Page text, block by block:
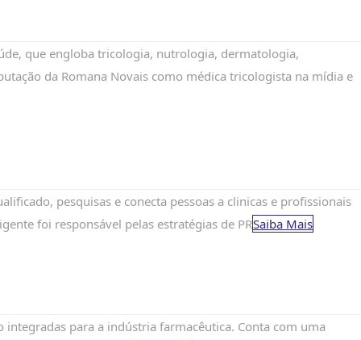
que engloba tricologia, nutrologia, dermatologia,
da Romana Novais como médica tricologista na mídia e
pesquisas e conecta pessoas a clinicas e profissionais
foi responsável pelas estratégias de PRSaiba Mais
para a indústria farmacêutica. Conta com uma